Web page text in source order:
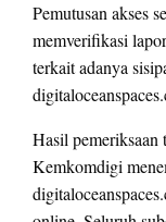
Pemutusan akses
memverifikasi
terkait adanya
Hasil
Kemkomdigi